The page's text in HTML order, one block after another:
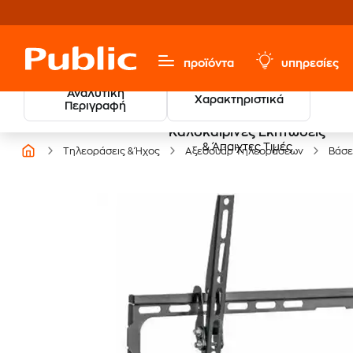
προϊόντα υπηρεσίες
Αναλυτική
Περιγραφή
Χαρακτηριστικά
Καλοκαιρινές Εκπτώσεις
& Άπαιχτες Τιμές
Τηλεοράσεις & Ήχος Αξεσουάρ Τηλεοράσεων